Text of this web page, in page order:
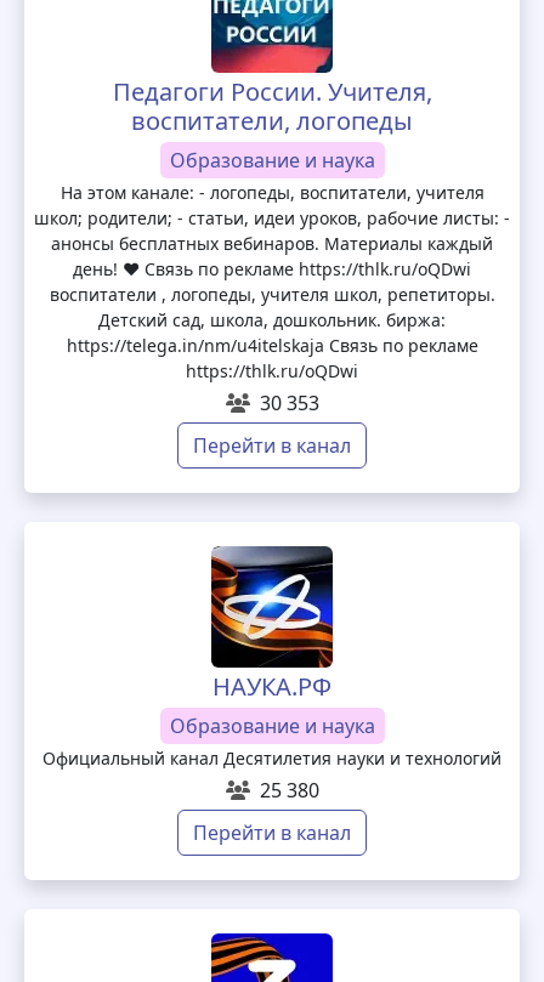
Педагоги России. Учителя,
воспитатели, логопеды
Образование и наука
На этом канале: - логопеды, воспитатели, учителя
школ; родители; - статьи, идеи уроков, рабочие листы: -
анонсы бесплатных вебинаров. Материалы каждый
день! ❤️ Связь по рекламе https://thlk.ru/oQDwi
воспитатели , логопеды, учителя школ, репетиторы.
Детский сад, школа, дошкольник. биржа:
https://telega.in/nm/u4itelskaja Связь по рекламе
https://thlk.ru/oQDwi
30 353
Перейти в канал
НАУКА.РФ
Образование и наука
Официальный канал Десятилетия науки и технологий
25 380
Перейти в канал